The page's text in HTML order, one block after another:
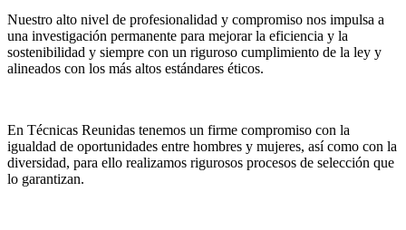
Nuestro alto nivel de profesionalidad y compromiso nos impulsa a
una investigación permanente para mejorar la eficiencia y la
sostenibilidad y siempre con un riguroso cumplimiento de la ley y
alineados con los más altos estándares éticos.
En Técnicas Reunidas tenemos un firme compromiso con la
igualdad de oportunidades entre hombres y mujeres, así como con la
diversidad, para ello realizamos rigurosos procesos de selección que
lo garantizan.